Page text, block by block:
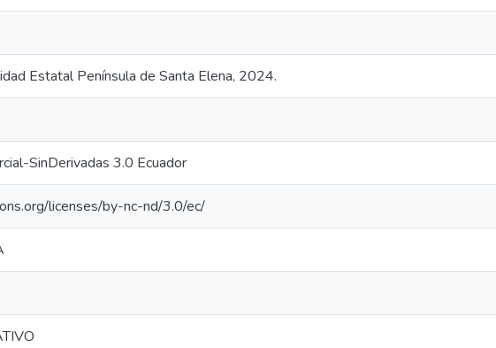
Estatal Península de Santa Elena, 2024.
SinDerivadas 3.0 Ecuador
licenses/by-nc-nd/3.0/ec/